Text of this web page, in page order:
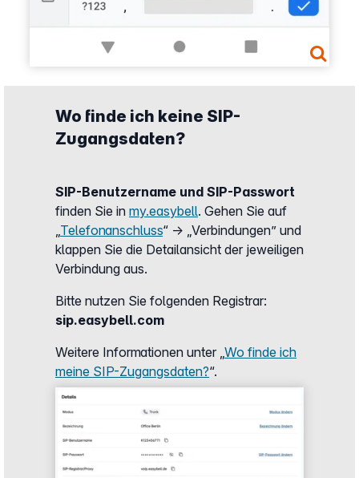
Wo finde ich keine SIP-
Zugangsdaten?
Show larger version
SIP-Benutzername und SIP-Passwort
finden Sie in my.easybell. Gehen Sie auf
„Telefonanschluss“ → „Verbindungen” und
klappen Sie die Detailansicht der jeweiligen
Verbindung aus.
Bitte nutzen Sie folgenden Registrar:
sip.easybell.com
Weitere Informationen unter „Wo finde ich
meine SIP-Zugangsdaten?“.